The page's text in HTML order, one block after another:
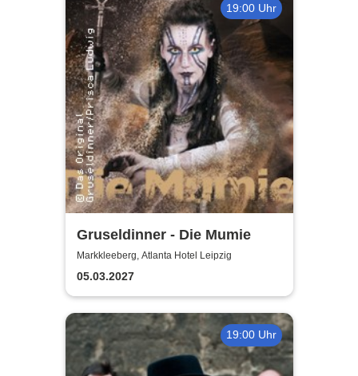
19:00 Uhr
Gruseldinner - Die Mumie
Markkleeberg, Atlanta Hotel Leipzig
05.03.2027
19:00 Uhr